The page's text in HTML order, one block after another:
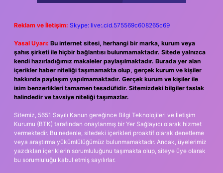
Reklam ve İletişim: Skype: live:.cid.575569c608265c69
Yasal Uyarı: Bu internet sitesi, herhangi bir marka, kurum veya
şahıs şirketi ile hiçbir bağlantısı bulunmamaktadır. Sitede yalnızca
kendi hazırladığımız makaleler paylaşılmaktadır. Burada yer alan
içerikler haber niteliği taşımamakta olup, gerçek kurum ve kişiler
hakkında paylaşım yapılmamaktadır. Gerçek kurum ve kişiler ile
isim benzerlikleri tamamen tesadüfidir. Sitemizdeki bilgiler taslak
halindedir ve tavsiye niteliği taşımazlar.
Sitemiz, 5651 Sayılı Kanun gereğince Bilgi Teknolojileri ve İletişim
Kurumu (BTK) tarafından onaylanmış bir Yer Sağlayıcı olarak hizmet
vermektedir. Bu nedenle, sitedeki içerikleri proaktif olarak denetleme
veya araştırma yükümlülüğümüz bulunmamaktadır. Ancak, üyelerimiz
yazdıkları içeriklerin sorumluluğunu taşımakta olup, siteye üye olarak
bu sorumluluğu kabul etmiş sayılırlar.